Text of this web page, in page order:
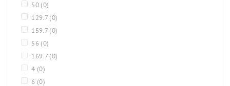
50 (0)
129.7 (0)
159.7 (0)
56 (0)
169.7 (0)
4 (0)
6 (0)